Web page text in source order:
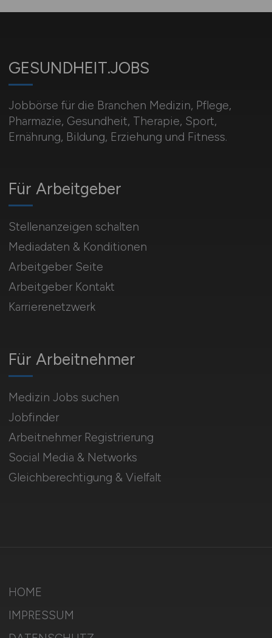
GESUNDHEIT.JOBS
Jobbörse für die Branchen Medizin, Pflege,
Pharmazie, Gesundheit, Therapie, Sport,
Ernährung, Bildung, Erziehung und Fitness.
Für Arbeitnehmer
Medizin Jobs suchen
Jobfinder
Arbeitnehmer Registrierung
Social Media & Networks
Gleichberechtigung & Vielfalt
Für Arbeitgeber
Stellenanzeigen schalten
Mediadaten & Konditionen
Arbeitgeber Seite
Arbeitgeber Kontakt
Karrierenetzwerk
HOME
IMPRESSUM